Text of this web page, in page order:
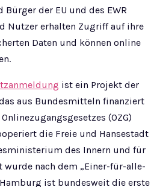
der EU und des EWR
Nutzer erhalten Zugriff auf ihre
Daten und können online
ist ein Projekt der
aus Bundesmitteln finanziert
(OZG)
die Freie und Hansestadt
des Innern und für
wurde nach dem „Einer-für-alle-
ist bundesweit die erste